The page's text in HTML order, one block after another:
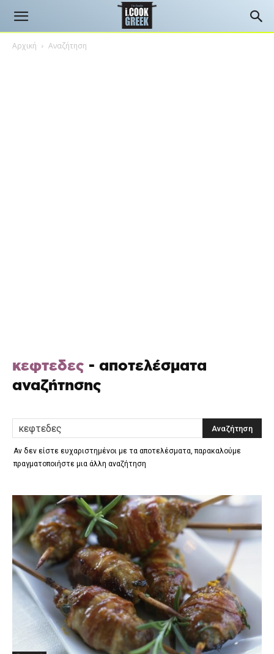
Αρχική Αναζήτηση
κεφτεδες - αποτελέσματα
αναζήτησης
Αν δεν είστε ευχαριστημένοι με τα αποτελέσματα, παρακαλούμε
πραγματοποιήστε μια άλλη αναζήτηση